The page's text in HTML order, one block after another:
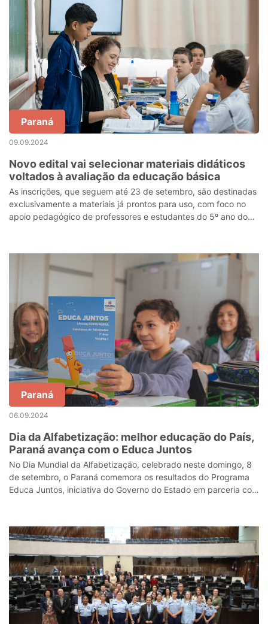
Paraná
09.09.2024
Novo edital vai selecionar materiais didáticos
voltados à avaliação da educação básica
As inscrições, que seguem até 23 de setembro, são destinadas
exclusivamente a materiais já prontos para uso, com foco no
apoio pedagógico de professores e estudantes do 5º ano do
Paraná
06.09.2024
Dia da Alfabetização: melhor educação do País,
Paraná avança com o Educa Juntos
No Dia Mundial da Alfabetização, celebrado neste domingo, 8
de setembro, o Paraná comemora os resultados do Programa
Educa Juntos, iniciativa do Governo do Estado em parceria com